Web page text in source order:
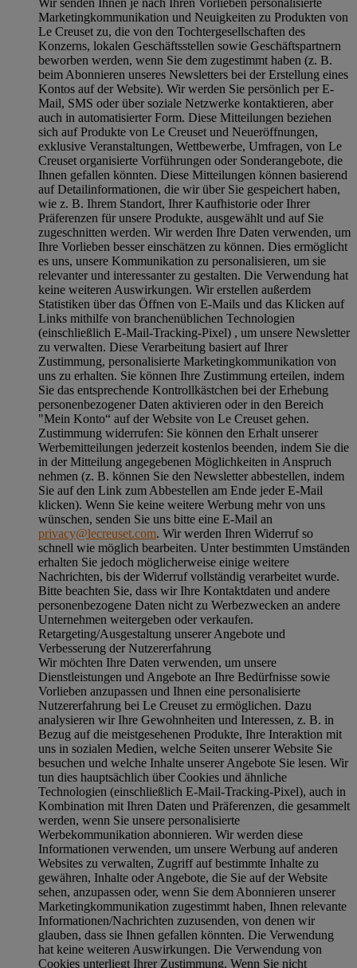
Marketingkommunikation und Neuigkeiten zu Produkten von
Le Creuset zu, die von den Tochtergesellschaften des
Konzerns, lokalen Geschäftsstellen sowie Geschäftspartnern
beworben werden, wenn Sie dem zugestimmt haben (z. B.
beim Abonnieren unseres Newsletters bei der Erstellung eines
Kontos auf der Website). Wir werden Sie persönlich per E-
Mail, SMS oder über soziale Netzwerke kontaktieren, aber
auch in automatisierter Form. Diese Mitteilungen beziehen
sich auf Produkte von Le Creuset und Neueröffnungen,
exklusive Veranstaltungen, Wettbewerbe, Umfragen, von Le
Creuset organisierte Vorführungen oder Sonderangebote, die
Ihnen gefallen könnten. Diese Mitteilungen können basierend
auf Detailinformationen, die wir über Sie gespeichert haben,
wie z. B. Ihrem Standort, Ihrer Kaufhistorie oder Ihrer
Präferenzen für unsere Produkte, ausgewählt und auf Sie
zugeschnitten werden. Wir werden Ihre Daten verwenden, um
Ihre Vorlieben besser einschätzen zu können. Dies ermöglicht
es uns, unsere Kommunikation zu personalisieren, um sie
relevanter und interessanter zu gestalten. Die Verwendung hat
keine weiteren Auswirkungen. Wir erstellen außerdem
Statistiken über das Öffnen von E-Mails und das Klicken auf
Links mithilfe von branchenüblichen Technologien
(einschließlich E-Mail-Tracking-Pixel) , um unsere Newsletter
zu verwalten. Diese Verarbeitung basiert auf Ihrer
Zustimmung, personalisierte Marketingkommunikation von
uns zu erhalten. Sie können Ihre Zustimmung erteilen, indem
Sie das entsprechende Kontrollkästchen bei der Erhebung
personenbezogener Daten aktivieren oder in den Bereich
"Mein Konto“ auf der Website von Le Creuset gehen.
Zustimmung widerrufen: Sie können den Erhalt unserer
Werbemitteilungen jederzeit kostenlos beenden, indem Sie die
in der Mitteilung angegebenen Möglichkeiten in Anspruch
nehmen (z. B. können Sie den Newsletter abbestellen, indem
Sie auf den Link zum Abbestellen am Ende jeder E-Mail
klicken). Wenn Sie keine weitere Werbung mehr von uns
wünschen, senden Sie uns bitte eine E-Mail an
privacy@lecreuset.com. Wir werden Ihren Widerruf so
schnell wie möglich bearbeiten. Unter bestimmten Umständen
erhalten Sie jedoch möglicherweise einige weitere
Nachrichten, bis der Widerruf vollständig verarbeitet wurde.
Bitte beachten Sie, dass wir Ihre Kontaktdaten und andere
personenbezogene Daten nicht zu Werbezwecken an andere
Unternehmen weitergeben oder verkaufen.
Retargeting/Ausgestaltung unserer Angebote und
Verbesserung der Nutzererfahrung
Wir möchten Ihre Daten verwenden, um unsere
Dienstleistungen und Angebote an Ihre Bedürfnisse sowie
Vorlieben anzupassen und Ihnen eine personalisierte
Nutzererfahrung bei Le Creuset zu ermöglichen. Dazu
analysieren wir Ihre Gewohnheiten und Interessen, z. B. in
Bezug auf die meistgesehenen Produkte, Ihre Interaktion mit
uns in sozialen Medien, welche Seiten unserer Website Sie
besuchen und welche Inhalte unserer Angebote Sie lesen. Wir
tun dies hauptsächlich über Cookies und ähnliche
Technologien (einschließlich E-Mail-Tracking-Pixel), auch in
Kombination mit Ihren Daten und Präferenzen, die gesammelt
werden, wenn Sie unsere personalisierte
Werbekommunikation abonnieren. Wir werden diese
Informationen verwenden, um unsere Werbung auf anderen
Websites zu verwalten, Zugriff auf bestimmte Inhalte zu
gewähren, Inhalte oder Angebote, die Sie auf der Website
sehen, anzupassen oder, wenn Sie dem Abonnieren unserer
Marketingkommunikation zugestimmt haben, Ihnen relevante
Informationen/Nachrichten zuzusenden, von denen wir
glauben, dass sie Ihnen gefallen könnten. Die Verwendung
hat keine weiteren Auswirkungen. Die Verwendung von
Cookies unterliegt Ihrer Zustimmung. Wenn Sie nicht